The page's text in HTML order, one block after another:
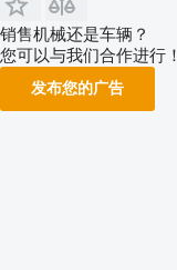
销售机械还是车辆？
您可以与我们合作进行！
发布您的广告